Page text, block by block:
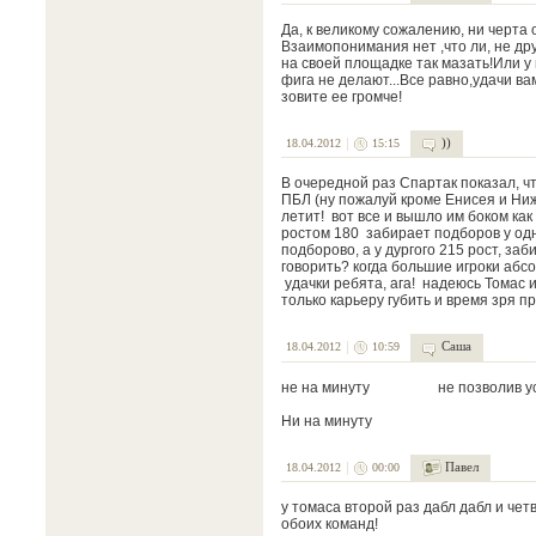
Да, к великому сожалению, ни черта
Взаимопонимания нет ,что ли, не
на своей площадке так мазать!Или
фига не делают...Все равно,удачи
зовите ее громче!
18.04.2012 15:15 ))
В очередной раз Спартак показал,
ПБЛ (ну пожалуй кроме Енисея и
летит! вот все и вышло им боком
ростом 180 забирает подборов у
подборово, а у дургого 215 рост,
говорить? когда большие игроки
удачки ребята, ага! надеюсь Томас
только карьеру губить и время зря
18.04.2012 10:59 Саша
не на минуту не позволив
Ни на минуту
18.04.2012 00:00 Павел
у томаса второй раз дабл дабл и
обоих команд!